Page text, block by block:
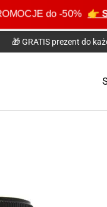
do -50% 👉
🎁 GRATIS prezent do